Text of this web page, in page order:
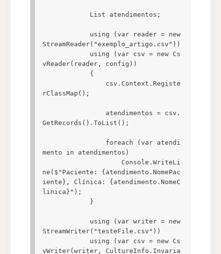
StreamReader("exemplo_artigo.csv"))
vReader(reader, config))
rClassMap();
GetRecords().ToList();
mento in atendimentos)
ne($"Paciente: {atendimento.NomePac
iente}, Clínica: {atendimento.NomeC
linica}");
StreamWriter("testeFile.csv"))
vWriter(writer, CultureInfo.Invaria